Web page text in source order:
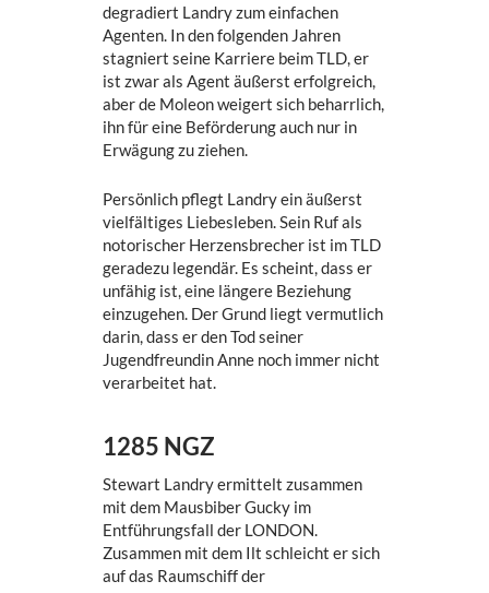
degradiert Landry zum einfachen
Agenten. In den folgenden Jahren
stagniert seine Karriere beim TLD, er
ist zwar als Agent äußerst erfolgreich,
aber de Moleon weigert sich beharrlich,
ihn für eine Beförderung auch nur in
Erwägung zu ziehen.
Persönlich pflegt Landry ein äußerst
vielfältiges Liebesleben. Sein Ruf als
notorischer Herzensbrecher ist im TLD
geradezu legendär. Es scheint, dass er
unfähig ist, eine längere Beziehung
einzugehen. Der Grund liegt vermutlich
darin, dass er den Tod seiner
Jugendfreundin Anne noch immer nicht
verarbeitet hat.
1285 NGZ
Stewart Landry ermittelt zusammen
mit dem Mausbiber Gucky im
Entführungsfall der LONDON.
Zusammen mit dem Ilt schleicht er sich
auf das Raumschiff der